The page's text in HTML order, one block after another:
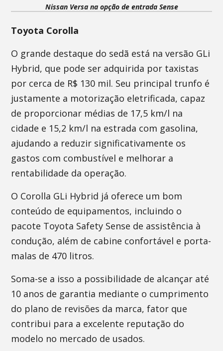
Nissan Versa na opção de entrada Sense
Toyota Corolla
O grande destaque do sedã está na versão GLi
Hybrid, que pode ser adquirida por taxistas
por cerca de R$ 130 mil. Seu principal trunfo é
justamente a motorização eletrificada, capaz
de proporcionar médias de 17,5 km/l na
cidade e 15,2 km/l na estrada com gasolina,
ajudando a reduzir significativamente os
gastos com combustível e melhorar a
rentabilidade da operação.
O Corolla GLi Hybrid já oferece um bom
conteúdo de equipamentos, incluindo o
pacote Toyota Safety Sense de assistência à
condução, além de cabine confortável e porta-
malas de 470 litros.
Soma-se a isso a possibilidade de alcançar até
10 anos de garantia mediante o cumprimento
do plano de revisões da marca, fator que
contribui para a excelente reputação do
modelo no mercado de usados.